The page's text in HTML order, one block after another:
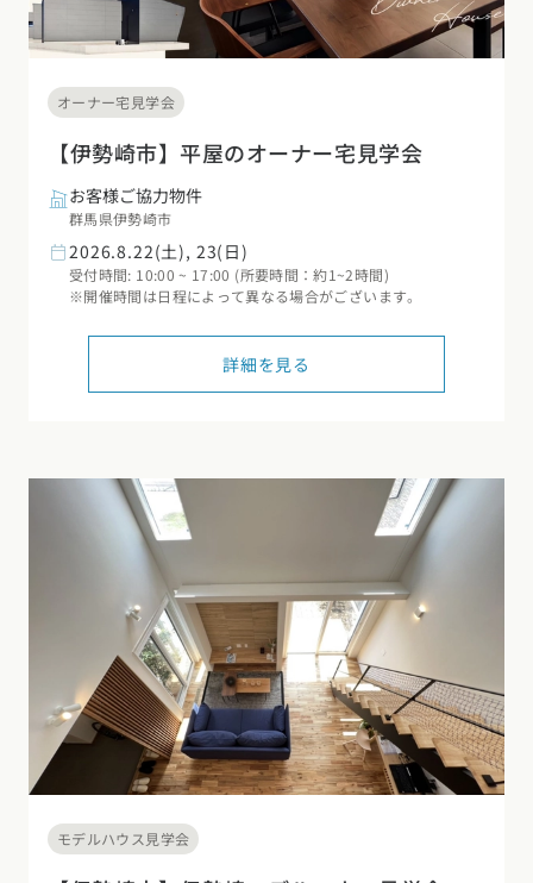
オーナー宅見学会
【伊勢崎市】平屋のオーナー宅見学会
お客様ご協力物件
群馬県伊勢崎市
2026.8.22(土), 23(日)
受付時間: 10:00 ~ 17:00 (所要時間：約1~2時間)
※開催時間は日程によって異なる場合がございます。
詳細を見る
モデルハウス見学会